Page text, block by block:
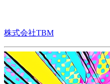
株式会社TBM